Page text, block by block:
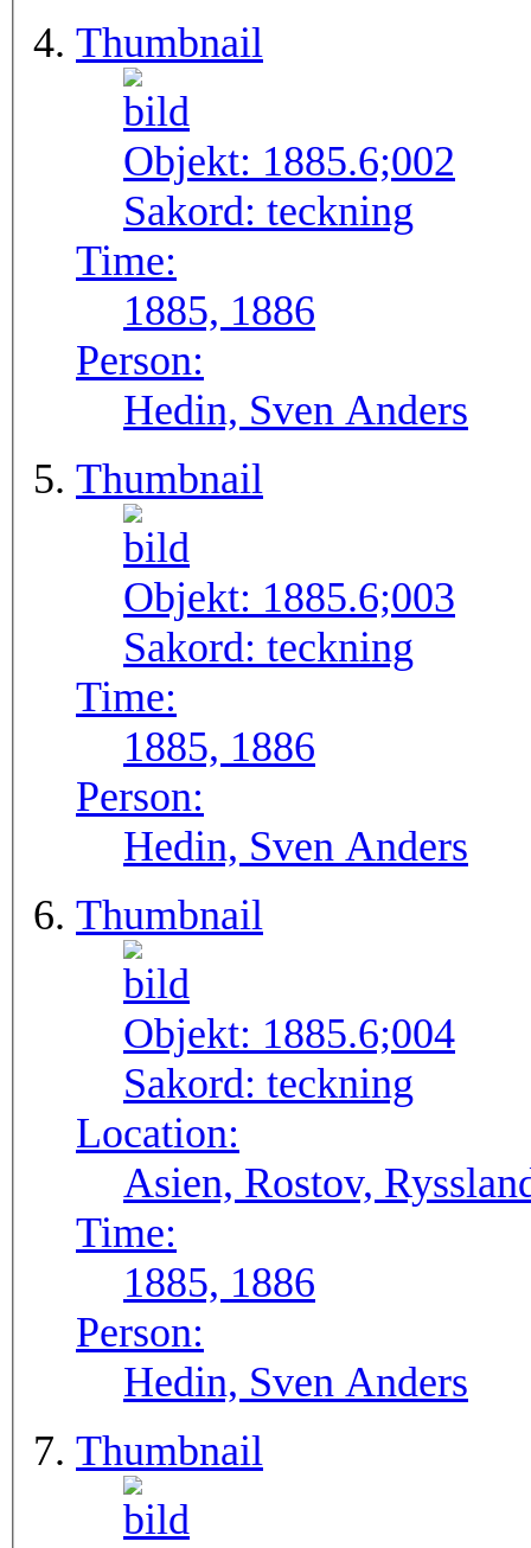
Thumbnail
Objekt: 1885.6;002
Sakord: teckning
Time:
1885, 1886
Person:
Hedin, Sven Anders
Thumbnail
Objekt: 1885.6;003
Sakord: teckning
Time:
1885, 1886
Person:
Hedin, Sven Anders
Thumbnail
Objekt: 1885.6;004
Sakord: teckning
Location:
Asien, Rostov,
Time:
1885, 1886
Person:
Hedin, Sven Anders
Thumbnail